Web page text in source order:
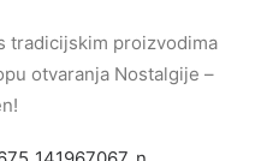
tradicijskim proizvodima
otvaranja Nostalgije –